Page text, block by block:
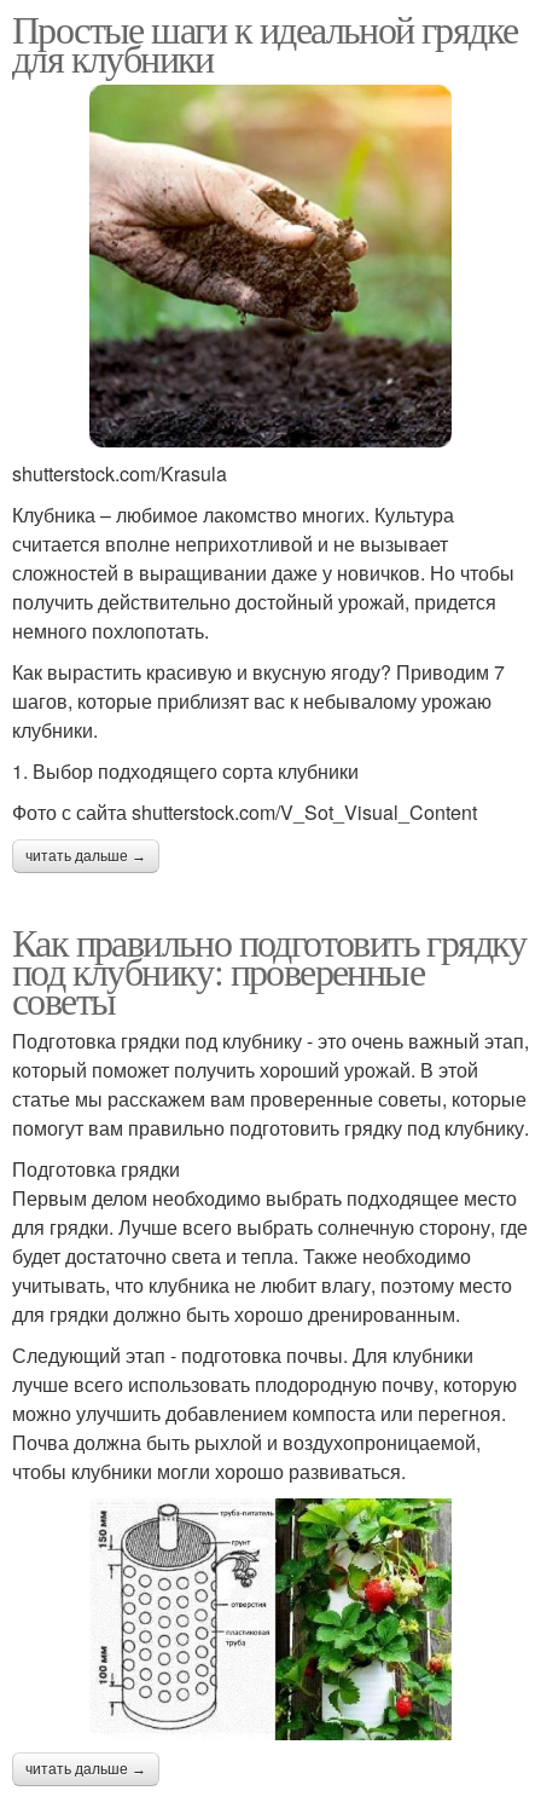
Простые шаги к идеальной грядке
для клубники
shutterstock.com/Krasula
Клубника – любимое лакомство многих. Культура
считается вполне неприхотливой и не вызывает
сложностей в выращивании даже у новичков. Но чтобы
получить действительно достойный урожай, придется
немного похлопотать.
Как вырастить красивую и вкусную ягоду? Приводим 7
шагов, которые приблизят вас к небывалому урожаю
клубники.
1. Выбор подходящего сорта клубники
Фото с сайта shutterstock.com/V_Sot_Visual_Content
читать дальше →
Как правильно подготовить грядку
под клубнику: проверенные
советы
Подготовка грядки под клубнику - это очень важный этап,
который поможет получить хороший урожай. В этой
статье мы расскажем вам проверенные советы, которые
помогут вам правильно подготовить грядку под клубнику.
Подготовка грядки
Первым делом необходимо выбрать подходящее место
для грядки. Лучше всего выбрать солнечную сторону, где
будет достаточно света и тепла. Также необходимо
учитывать, что клубника не любит влагу, поэтому место
для грядки должно быть хорошо дренированным.
Следующий этап - подготовка почвы. Для клубники
лучше всего использовать плодородную почву, которую
можно улучшить добавлением компоста или перегноя.
Почва должна быть рыхлой и воздухопроницаемой,
чтобы клубники могли хорошо развиваться.
читать дальше →